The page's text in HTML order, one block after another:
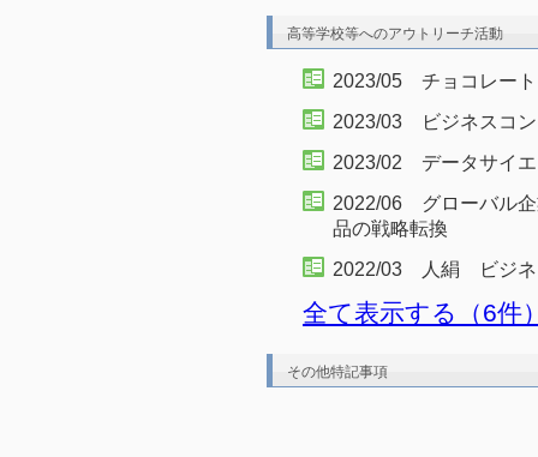
高等学校等へのアウトリーチ活動
2023/05 チョコレート
2023/03 ビジネスコン
2023/02 データサイエ
2022/06 グローバル
品の戦略転換
2022/03 人絹 ビジ
全て表示する（6件
その他特記事項